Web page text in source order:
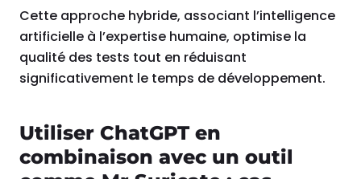
Cette approche hybride, associant l’intelligence
artificielle à l’expertise humaine, optimise la
qualité des tests tout en réduisant
significativement le temps de développement.
Utiliser ChatGPT en
combinaison avec un outil